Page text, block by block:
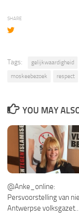
SHARE
Tags: gelijkwaardigheid
moskeebezoek
respect
YOU MAY
@Anke_online:
Persvoorstelling van
Antwerpse